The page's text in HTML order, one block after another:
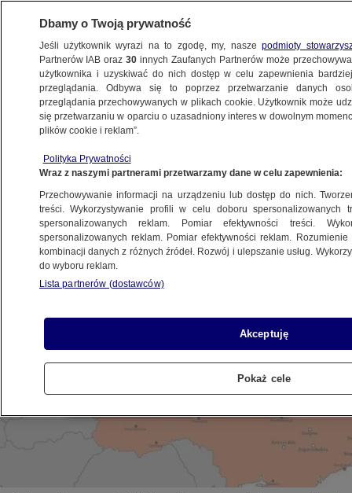
KONKRET24
POLITYKA
Polsko-Ukraińskiej"? Piętrowe
przekłamanie
21.04.2022, 11:40
Udostępnij
Dbamy o Twoją prywatność
Jeśli użytkownik wyrazi na to zgodę, my, naszepodmioty
Partnerów IAB oraz30 innych Zaufanych Partnerów może
użytkownika i uzyskiwać do nich dostęp w celu zapewnienia
przeglądania. Odbywa się to poprzez przetwarzanie danych
przeglądania przechowywanych w plikach cookie. Użytkownik może
się przetwarzaniu w oparciu o uzasadniony interes w dowolnym
plików cookie i reklam”.
Polityka Prywatności
Wraz z naszymi partnerami przetwarzamy dane w celu zapewnienia:
Przechowywanie informacji na urządzeniu lub dostęp do nich.
treści. Wykorzystywanie profili w celu doboru spersonalizowanych
spersonalizowanych reklam. Pomiar efektywności treści.
spersonalizowanych reklam. Pomiar efektywności reklam.
kombinacji danych z różnych źródeł. Rozwój i ulepszanie usług.
do wyboru reklam.
Lista partnerów (dostawców)
Akceptuję
Pokaż cele